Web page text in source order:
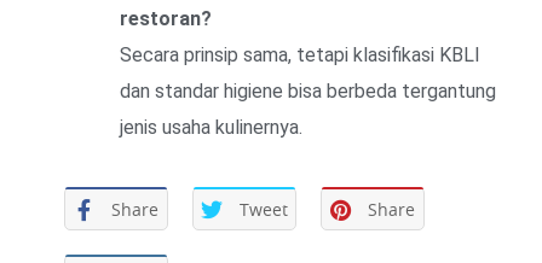
restoran?
Secara prinsip sama, tetapi klasifikasi KBLI
dan standar higiene bisa berbeda tergantung
jenis usaha kulinernya.
Share Tweet Share